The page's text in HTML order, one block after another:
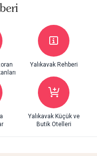
Yalıkavak Rehberi
Yalıkavak Küçük ve
Butik Otelleri